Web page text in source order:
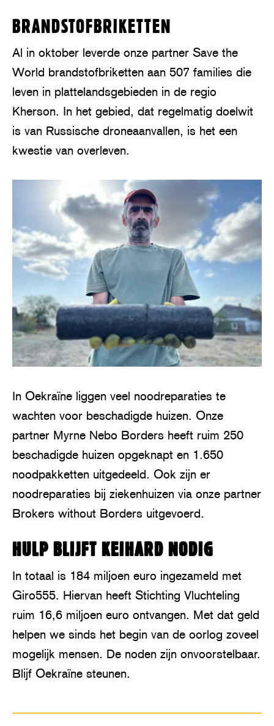
BRANDSTOFBRIKETTEN
Al in oktober leverde onze partner Save the
World brandstofbriketten aan 507 families die
leven in plattelandsgebieden in de regio
Kherson. In het gebied, dat regelmatig doelwit
is van Russische droneaanvallen, is het een
kwestie van overleven.
In Oekraïne liggen veel noodreparaties te
wachten voor beschadigde huizen. Onze
partner Myrne Nebo Borders heeft ruim 250
beschadigde huizen opgeknapt en 1.650
noodpakketten uitgedeeld. Ook zijn er
noodreparaties bij ziekenhuizen via onze partner
Brokers without Borders uitgevoerd.
HULP BLIJFT KEIHARD NODIG
In totaal is 184 miljoen euro ingezameld met
Giro555. Hiervan heeft Stichting Vluchteling
ruim 16,6 miljoen euro ontvangen. Met dat geld
helpen we sinds het begin van de oorlog zoveel
mogelijk mensen. De noden zijn onvoorstelbaar.
Blijf Oekraïne steunen.